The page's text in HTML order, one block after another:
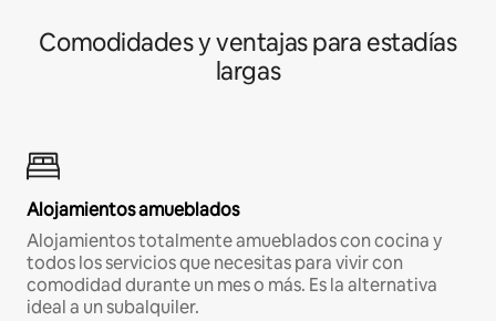
Comodidades y ventajas para estadías
largas
Alojamientos amueblados
Alojamientos totalmente amueblados con cocina y
todos los servicios que necesitas para vivir con
comodidad durante un mes o más. Es la alternativa
ideal a un subalquiler.